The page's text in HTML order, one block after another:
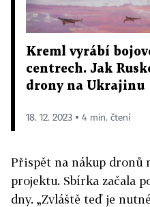
Kreml vyrábí
centrech. Jak
drony na Ukrajinu
18. 12. 2023 ▪ 4 min. čtení
Přispět na nákup dronů
projektu. Sbírka začala
dny. „Zvláště teď je